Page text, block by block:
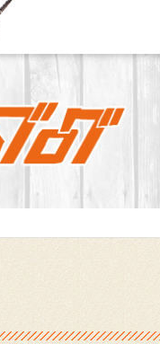
三条店
新潟県三条市興野3-10-